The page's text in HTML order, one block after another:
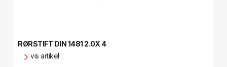
RØRSTIFT DIN 1481 2.0X 4
vis artikel